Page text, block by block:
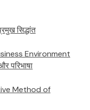
सिद्धांत
Environment
परिभाषा
Method of